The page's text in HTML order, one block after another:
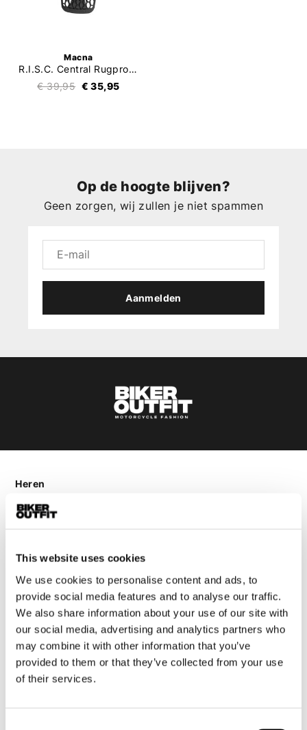
This website uses cookies
We use cookies to personalise content and ads, to
provide social media features and to analyse our traffic.
We also share information about your use of our site with
our social media, advertising and analytics partners who
may combine it with other information that you’ve
provided to them or that they’ve collected from your use
of their services.
Macna
R.I.S.C. Central Rugprotector
€ 39,95 € 35,95
Op de hoogte blijven?
Geen zorgen, wij zullen je niet spammen
Aanmelden
Heren
Motorkleding heren
Motorjas heren
Motorpak heren
Motorjeans heren
Motorhoodie heren
Motorhelm heren
Motorhandschoenen heren